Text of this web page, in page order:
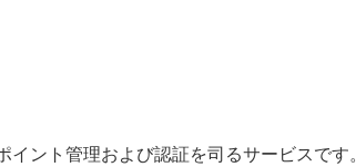
ント管理および認証を司るサービスです。